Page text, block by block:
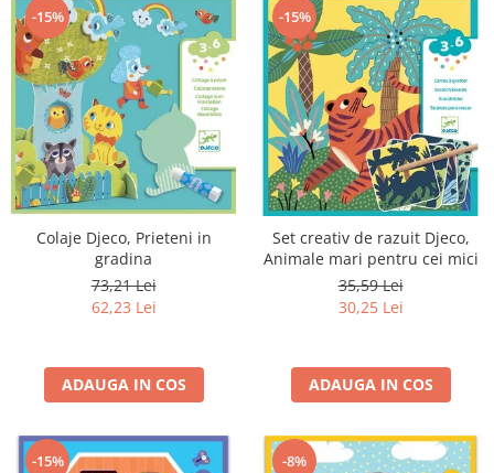
-15%
Colaje Djeco, Prieteni in
gradina
73,21 Lei
62,23 Lei
ADAUGA IN COS
-15%
Set creativ de razuit Djeco,
Animale mari pentru cei mici
35,59 Lei
30,25 Lei
ADAUGA IN COS
-15% -8%